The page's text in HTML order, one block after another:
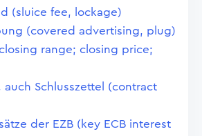
(sluice fee, lockage)
(covered advertising, plug)
range; closing price;
auch Schlusszettel (contract
der EZB (key ECB interest